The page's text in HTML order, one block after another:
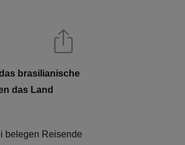
brasilianische
das Land
belegen Reisende